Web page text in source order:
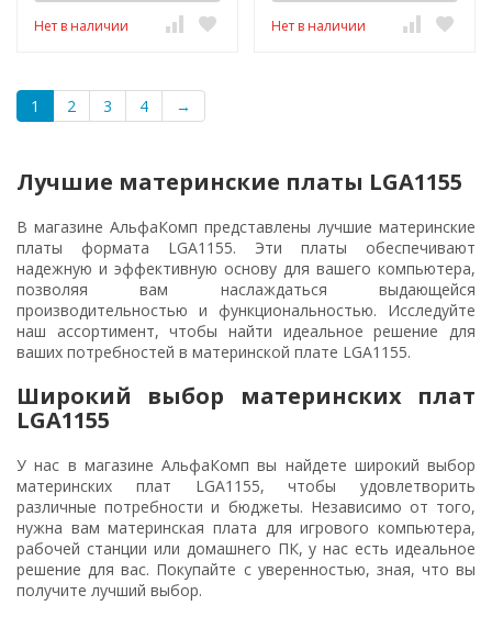
Нет в наличии Нет в наличии
1 2 3 4 →
Лучшие материнские платы LGA1155
В магазине АльфаКомп представлены лучшие материнские
платы формата LGA1155. Эти платы обеспечивают
надежную и эффективную основу для вашего компьютера,
позволяя вам наслаждаться выдающейся
производительностью и функциональностью. Исследуйте
наш ассортимент, чтобы найти идеальное решение для
ваших потребностей в материнской плате LGA1155.
Широкий выбор материнских плат
LGA1155
У нас в магазине АльфаКомп вы найдете широкий выбор
материнских плат LGA1155, чтобы удовлетворить
различные потребности и бюджеты. Независимо от того,
нужна вам материнская плата для игрового компьютера,
рабочей станции или домашнего ПК, у нас есть идеальное
решение для вас. Покупайте с уверенностью, зная, что вы
получите лучший выбор.